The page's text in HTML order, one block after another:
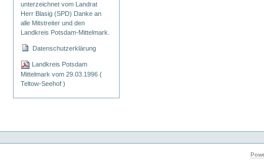
unterzeichnet vom Landrat
Herr Blasig (SPD) Danke an
alle Mitstreiter und den
Landkreis Potsdam-Mittelmark.
Datenschutzerklärung
Landkreis Potsdam
Mittelmark vom 29.03.1996 (
Teltow-Seehof )